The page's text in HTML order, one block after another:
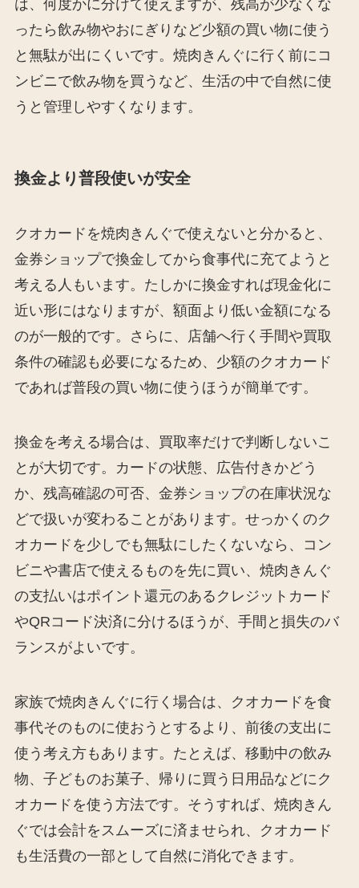
は、何度かに分けて使えますが、残高が少なくな
ったら飲み物やおにぎりなど少額の買い物に使う
と無駄が出にくいです。焼肉きんぐに行く前にコ
ンビニで飲み物を買うなど、生活の中で自然に使
うと管理しやすくなります。
換金より普段使いが安全
クオカードを焼肉きんぐで使えないと分かると、
金券ショップで換金してから食事代に充てようと
考える人もいます。たしかに換金すれば現金化に
近い形にはなりますが、額面より低い金額になる
のが一般的です。さらに、店舗へ行く手間や買取
条件の確認も必要になるため、少額のクオカード
であれば普段の買い物に使うほうが簡単です。
換金を考える場合は、買取率だけで判断しないこ
とが大切です。カードの状態、広告付きかどう
か、残高確認の可否、金券ショップの在庫状況な
どで扱いが変わることがあります。せっかくのク
オカードを少しでも無駄にしたくないなら、コン
ビニや書店で使えるものを先に買い、焼肉きんぐ
の支払いはポイント還元のあるクレジットカード
やQRコード決済に分けるほうが、手間と損失のバ
ランスがよいです。
家族で焼肉きんぐに行く場合は、クオカードを食
事代そのものに使おうとするより、前後の支出に
使う考え方もあります。たとえば、移動中の飲み
物、子どものお菓子、帰りに買う日用品などにク
オカードを使う方法です。そうすれば、焼肉きん
ぐでは会計をスムーズに済ませられ、クオカード
も生活費の一部として自然に消化できます。